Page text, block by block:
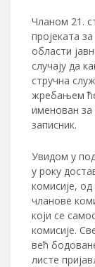
Чланом 21.
пројеката
области
случају да
стручна
жребањем
именован
записник.
Увидом у
у року
комисије,
чланове
који се
комисије.
већ
листе